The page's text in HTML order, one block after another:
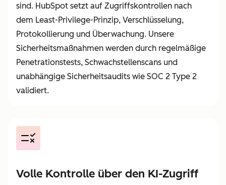
sind. HubSpot setzt auf Zugriffskontrollen nach
dem Least-Privilege-Prinzip, Verschlüsselung,
Protokollierung und Überwachung. Unsere
Sicherheitsmaßnahmen werden durch regelmäßige
Penetrationstests, Schwachstellenscans und
unabhängige Sicherheitsaudits wie SOC 2 Type 2
validiert.
Volle Kontrolle über den KI-Zugriff